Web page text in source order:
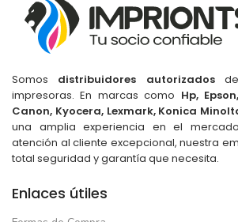
Somos distribuidores autorizadosde
impresoras. En marcas como Hp,
Canon, Kyocera, Lexmark, Konica
una amplia experiencia en el
atención al cliente excepcional, nuestra
total seguridad y garantía que necesita.
Enlaces útiles